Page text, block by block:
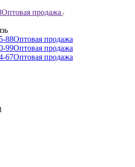
Оптовая продажа
88Оптовая продажа
99Оптовая продажа
67Оптовая продажа